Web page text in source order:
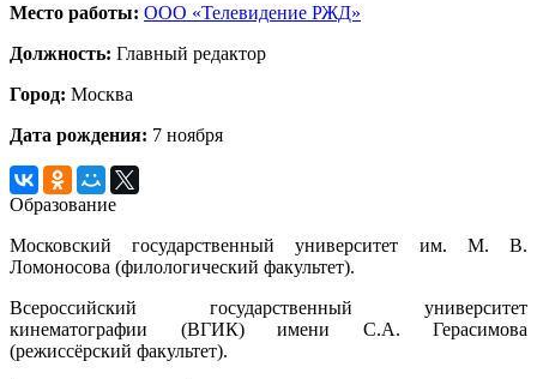
Место работы: ООО «Телевидение РЖД»
Должность: Главный редактор
Город: Москва
Дата рождения: 7 ноября
Образование
Московский государственный университет им. М. В.
Ломоносова (филологический факультет).
Всероссийский государственный университет
кинематографии (ВГИК) имени С.А. Герасимова
(режиссёрский факультет).